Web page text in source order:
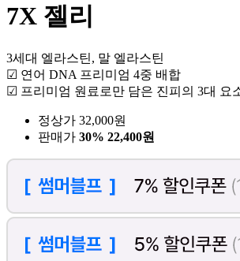
7X 젤리
3세대 엘라스틴, 말 엘라스틴
☑ 연어 DNA 프리미엄 4중 배합
☑ 프리미엄 원료로만 담은 진피의 3대 요
정상가 32,000원
판매가 30% 22,400원